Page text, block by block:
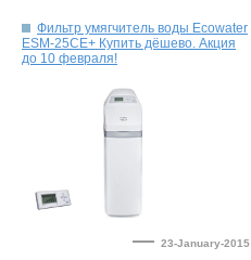
Фильтр умягчитель воды Ecowater
ESM-25CE+ Купить дёшево. Акция
— 23-January-2015